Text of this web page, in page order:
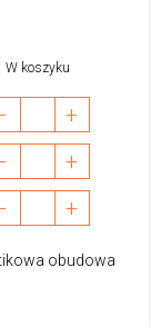
W koszyku
- +
- +
- +
obudowa